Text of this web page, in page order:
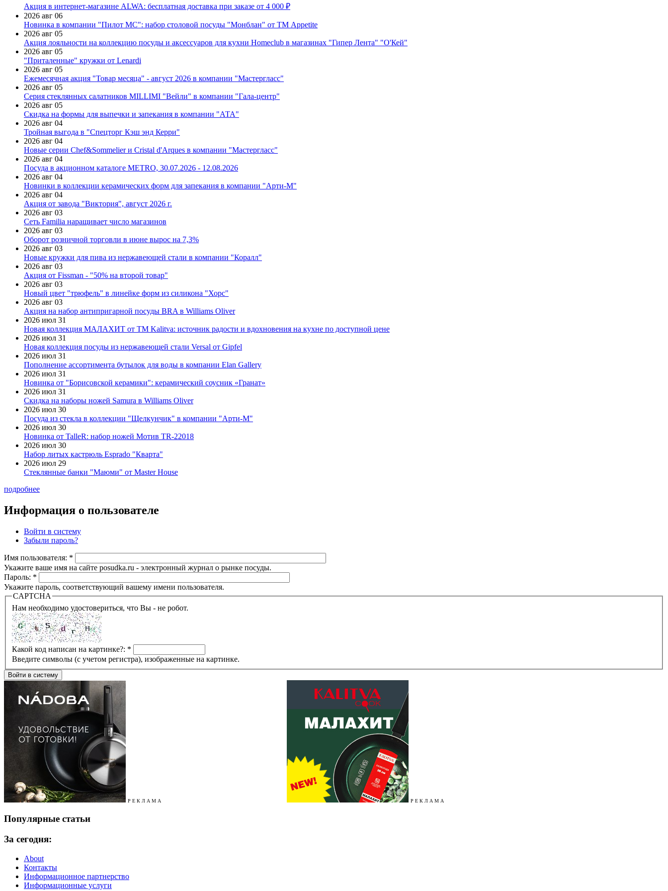
Акция в интернет-магазине ALWA: бесплатная доставка при заказе от 4 000 ₽
2026 авг 06
Новинка в компании "Пилот МС": набор столовой посуды "Монблан" от ТМ Appetite
2026 авг 05
Акция лояльности на коллекцию посуды и аксессуаров для кухни Homeclub в магазинах "Гипер Лента" "О'Кей"
2026 авг 05
"Приталенные" кружки от Lenardi
2026 авг 05
Ежемесячная акция "Товар месяца" - август 2026 в компании "Мастергласс"
2026 авг 05
Серия стеклянных салатников MILLIMI "Вейли" в компании "Гала-центр"
2026 авг 05
Скидка на формы для выпечки и запекания в компании "АТА"
2026 авг 04
Тройная выгода в "Спецторг Кэш энд Керри"
2026 авг 04
Новые серии Chef&Sommelier и Cristal d'Arques в компании "Мастергласс"
2026 авг 04
Посуда в акционном каталоге METRO, 30.07.2026 - 12.08.2026
2026 авг 04
Новинки в коллекции керамических форм для запекания в компании "Арти-М"
2026 авг 04
Акция от завода "Виктория", август 2026 г.
2026 авг 03
Сеть Familia наращивает число магазинов
2026 авг 03
Оборот розничной торговли в июне вырос на 7,3%
2026 авг 03
Новые кружки для пива из нержавеющей стали в компании "Коралл"
2026 авг 03
Акция от Fissman - "50% на второй товар"
2026 авг 03
Новый цвет "трюфель" в линейке форм из силикона "Хорс"
2026 авг 03
Акция на набор антипригарной посуды BRA в Williams Oliver
2026 июл 31
Новая коллекция МАЛАХИТ от ТМ Kalitva: источник радости и вдохновения на кухне по доступной цене
2026 июл 31
Новая коллекция посуды из нержавеющей стали Versal от Gipfel
2026 июл 31
Пополнение ассортимента бутылок для воды в компании Elan Gallery
2026 июл 31
Новинка от "Борисовской керамики": керамический соусник «Гранат»
2026 июл 31
Скидка на наборы ножей Samura в Williams Oliver
2026 июл 30
Посуда из стекла в коллекции "Щелкунчик" в компании "Арти-М"
2026 июл 30
Новинка от TalleR: набор ножей Мотив TR-22018
2026 июл 30
Набор литых кастрюль Esprado "Кварта"
2026 июл 29
Стеклянные банки "Маюми" от Master House
подробнее
Информация о пользователе
Войти в систему
Забыли пароль?
Имя пользователя: *
Укажите ваше имя на сайте posudka.ru - электронный журнал о рынке посуды.
Пароль: *
Укажите пароль, соответствующий вашему имени пользователя.
CAPTCHA
Нам необходимо удостовериться, что Вы - не робот.
Какой код написан на картинке?: *
Введите символы (с учетом регистра), изображенные на картинке.
Р Е К Л А М А Р Е К Л А М А
Популярные статьи
За сегодня:
About
Контакты
Информационное партнерство
Информационные услуги